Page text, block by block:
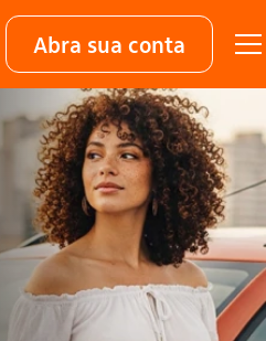
Abra sua conta